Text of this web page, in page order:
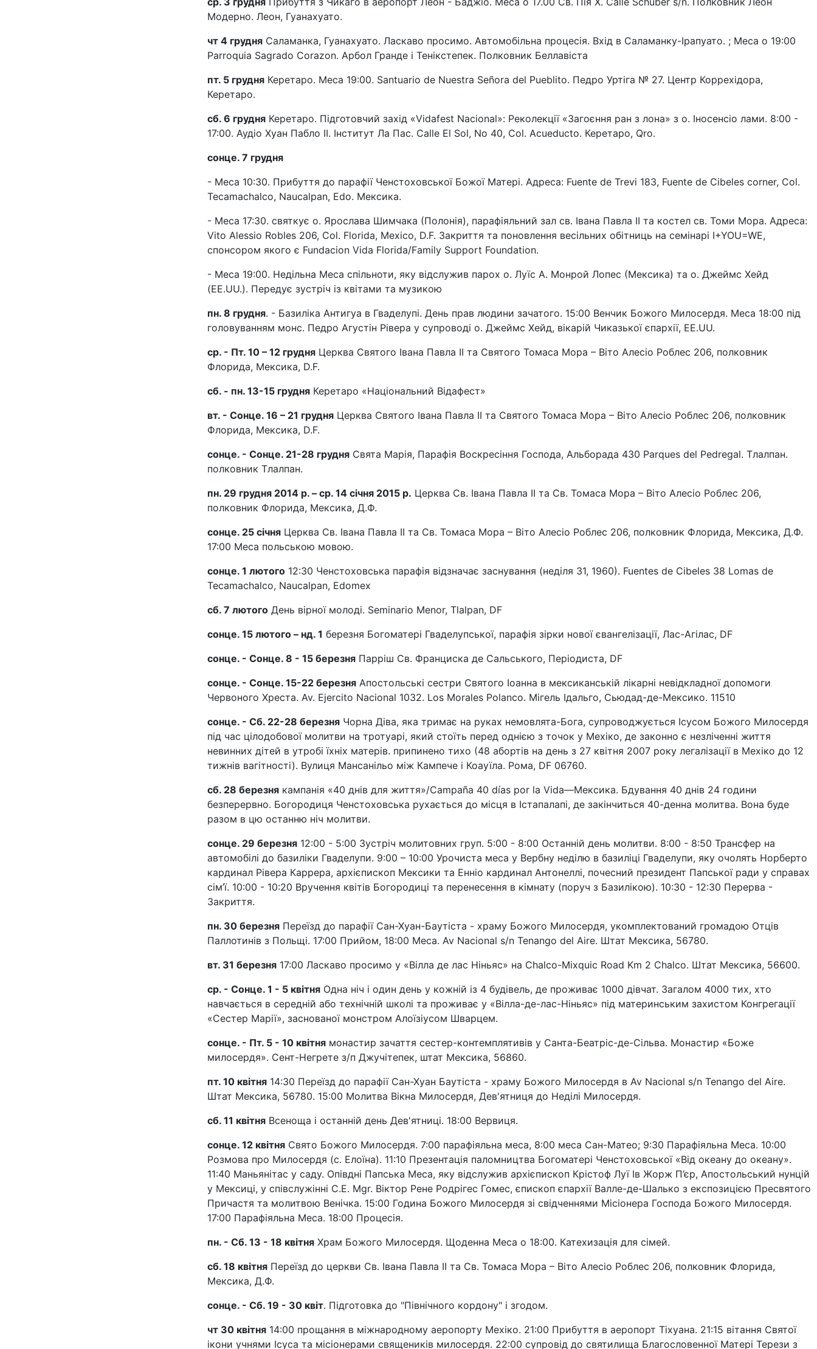
Модерно. Леон, Гуанахуато.
чт 4 грудня Саламанка, Гуанахуато. Ласкаво просимо. Автомобільна процесія. Вхід в Саламанку-Ірапуато. ; Меса о 19:00
Parroquia Sagrado Corazon. Арбол Гранде і Тенікстепек. Полковник Беллавіста
пт. 5 грудня Керетаро. Меса 19:00. Santuario de Nuestra Señora del Pueblito. Педро Уртіга № 27. Центр Коррехідора,
Керетаро.
сб. 6 грудня Керетаро. Підготовчий захід «Vidafest Nacional»: Реколекції «Загоєння ран з лона» з о. Іносенсіо лами. 8:00 -
17:00. Аудіо Хуан Пабло II. Інститут Ла Пас. Calle El Sol, No 40, Col. Acueducto. Керетаро, Qro.
сонце. 7 грудня
- Меса 10:30. Прибуття до парафії Ченстоховської Божої Матері. Адреса: Fuente de Trevi 183, Fuente de Cibeles corner, Col.
Tecamachalco, Naucalpan, Edo. Мексика.
- Меса 17:30. святкує о. Ярослава Шимчака (Полонія), парафіяльний зал св. Івана Павла ІІ та костел св. Томи Мора. Адреса:
Vito Alessio Robles 206, Col. Florida, Mexico, D.F. Закриття та поновлення весільних обітниць на семінарі I+YOU=WE,
спонсором якого є Fundacion Vida Florida/Family Support Foundation.
- Меса 19:00. Недільна Меса спільноти, яку відслужив парох о. Луїс А. Монрой Лопес (Мексика) та о. Джеймс Хейд
(EE.UU.). Передує зустріч із квітами та музикою
пн. 8 грудня. - Базиліка Антигуа в Гваделупі. День прав людини зачатого. 15:00 Венчик Божого Милосердя. Меса 18:00 під
головуванням монс. Педро Агустін Рівера у супроводі о. Джеймс Хейд, вікарій Чиказької єпархії, EE.UU.
ср. - Пт. 10 – 12 грудня Церква Святого Івана Павла ІІ та Святого Томаса Мора – Віто Алесіо Роблес 206, полковник
Флорида, Мексика, D.F.
сб. - пн. 13-15 грудня Керетаро «Національний Відафест»
вт. - Сонце. 16 – 21 грудня Церква Святого Івана Павла ІІ та Святого Томаса Мора – Віто Алесіо Роблес 206, полковник
Флорида, Мексика, D.F.
сонце. - Сонце. 21-28 грудня Свята Марія, Парафія Воскресіння Господа, Альборада 430 Parques del Pedregal. Тлалпан.
полковник Тлалпан.
пн. 29 грудня 2014 р. – ср. 14 січня 2015 р. Церква Св. Івана Павла ІІ та Св. Томаса Мора – Віто Алесіо Роблес 206,
полковник Флорида, Мексика, Д.Ф.
сонце. 25 січня Церква Св. Івана Павла ІІ та Св. Томаса Мора – Віто Алесіо Роблес 206, полковник Флорида, Мексика, Д.Ф.
17:00 Меса польською мовою.
сонце. 1 лютого 12:30 Ченстоховська парафія відзначає заснування (неділя 31, 1960). Fuentes de Cibeles 38 Lomas de
Tecamachalco, Naucalpan, Edomex
сб. 7 лютого День вірної молоді. Seminario Menor, Tlalpan, DF
сонце. 15 лютого – нд. 1 березня Богоматері Гваделупської, парафія зірки нової євангелізації, Лас-Агілас, DF
сонце. - Сонце. 8 - 15 березня Парріш Св. Франциска де Сальського, Періодиста, DF
сонце. - Сонце. 15-22 березня Апостольські сестри Святого Іоанна в мексиканській лікарні невідкладної допомоги
Червоного Хреста. Av. Ejercito Nacional 1032. Los Morales Polanco. Мігель Ідальго, Сьюдад-де-Мексико. 11510
сонце. - Сб. 22-28 березня Чорна Діва, яка тримає на руках немовлята-Бога, супроводжується Ісусом Божого Милосердя
під час цілодобової молитви на тротуарі, який стоїть перед однією з точок у Мехіко, де законно є незліченні життя
невинних дітей в утробі їхніх матерів. припинено тихо (48 абортів на день з 27 квітня 2007 року легалізації в Мехіко до 12
тижнів вагітності). Вулиця Мансанільо між Кампече і Коауїла. Рома, DF 06760.
сб. 28 березня кампанія «40 днів для життя»/Campaña 40 días por la Vida—Мексика. Бдування 40 днів 24 години
безперервно. Богородиця Ченстоховська рухається до місця в Істапалапі, де закінчиться 40-денна молитва. Вона буде
разом в цю останню ніч молитви.
сонце. 29 березня 12:00 - 5:00 Зустріч молитовних груп. 5:00 - 8:00 Останній день молитви. 8:00 - 8:50 Трансфер на
автомобілі до базиліки Гваделупи. 9:00 – 10:00 Урочиста меса у Вербну неділю в базиліці Гваделупи, яку очолять Норберто
кардинал Рівера Каррера, архієпископ Мексики та Енніо кардинал Антонеллі, почесний президент Папської ради у справах
сім’ї. 10:00 - 10:20 Вручення квітів Богородиці та перенесення в кімнату (поруч з Базилікою). 10:30 - 12:30 Перерва -
Закриття.
пн. 30 березня Переїзд до парафії Сан-Хуан-Баутіста - храму Божого Милосердя, укомплектований громадою Отців
Паллотинів з Польщі. 17:00 Прийом, 18:00 Меса. Av Nacional s/n Tenango del Aire. Штат Мексика, 56780.
вт. 31 березня 17:00 Ласкаво просимо у «Вілла де лас Ніньяс» на Chalco-Mixquic Road Km 2 Chalco. Штат Мексика, 56600.
ср. - Сонце. 1 - 5 квітня Одна ніч і один день у кожній із 4 будівель, де проживає 1000 дівчат. Загалом 4000 тих, хто
навчається в середній або технічній школі та проживає у «Вілла-де-лас-Ніньяс» під материнським захистом Конгрегації
«Сестер Марії», заснованої монстром Алоїзіусом Шварцем.
сонце. - Пт. 5 - 10 квітня монастир зачаття сестер-контемплятивів у Санта-Беатріс-де-Сільва. Монастир «Боже
милосердя». Сент-Негрете з/п Джучітепек, штат Мексика, 56860.
пт. 10 квітня 14:30 Переїзд до парафії Сан-Хуан Баутіста - храму Божого Милосердя в Av Nacional s/n Tenango del Aire.
Штат Мексика, 56780. 15:00 Молитва Вікна Милосердя, Дев'ятниця до Неділі Милосердя.
сб. 11 квітня Всеноща і останній день Дев'ятниці. 18:00 Вервиця.
сонце. 12 квітня Свято Божого Милосердя. 7:00 парафіяльна меса, 8:00 меса Сан-Матео; 9:30 Парафіяльна Меса. 10:00
Розмова про Милосердя (с. Елоїна). 11:10 Презентація паломництва Богоматері Ченстоховської «Від океану до океану».
11:40 Маньянітас у саду. Опівдні Папська Меса, яку відслужив архієпископ Крістоф Луї Ів Жорж П’єр, Апостольський нунцій
у Мексиці, у співслужінні С.Е. Mgr. Віктор Рене Родрігес Гомес, єпископ єпархії Валле-де-Шалько з експозицією Пресвятого
Причастя та молитвою Венічка. 15:00 Година Божого Милосердя зі свідченнями Місіонера Господа Божого Милосердя.
17:00 Парафіяльна Меса. 18:00 Процесія.
пн. - Сб. 13 - 18 квітня Храм Божого Милосердя. Щоденна Меса о 18:00. Катехизація для сімей.
сб. 18 квітня Переїзд до церкви Св. Івана Павла ІІ та Св. Томаса Мора – Віто Алесіо Роблес 206, полковник Флорида,
Мексика, Д.Ф.
сонце. - Сб. 19 - 30 квіт. Підготовка до "Північного кордону" і згодом.
чт 30 квітня 14:00 прощання в міжнародному аеропорту Мехіко. 21:00 Прибуття в аеропорт Тіхуана. 21:15 вітання Святої
ікони учнями Ісуса та місіонерами священиків милосердя. 22:00 супровід до святилища Благословенної Матері Терези з